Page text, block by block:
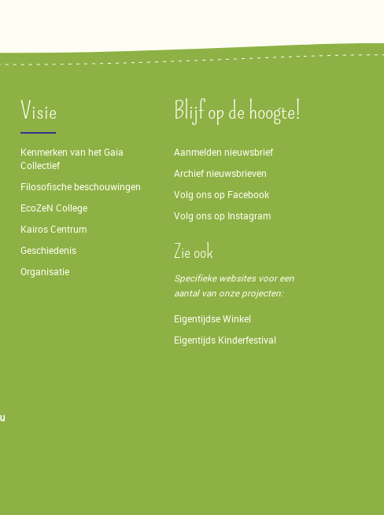
Visie
Kenmerken van het Gaia
Collectief
Filosofische beschouwingen
EcoZeN College
Kairos Centrum
Geschiedenis
Organisatie
Blijf op de hoogte!
Aanmelden nieuwsbrief
Archief nieuwsbrieven
Volg ons op Facebook
Volg ons op Instagram
Zie ook
Specifieke websites voor een
aantal van onze projecten:
Eigentijdse Winkel
Eigentijds Kinderfestival